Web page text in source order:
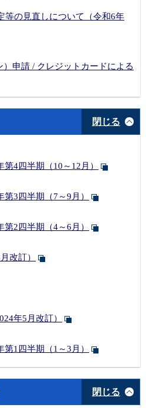
等の見直しについて（令和6年
申請 / クレジットカードによる
閉じる
4四半期（10～12月）
3四半期（7～9月）
2四半期（4～6月）
改訂）
年5月改訂）
1四半期（1～3月）
閉じる